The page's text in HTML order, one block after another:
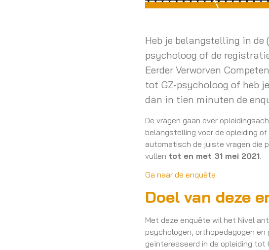
Heb je belangstelling in de
psycholoog of de
Eerder Verworven
tot GZ-psycholoog of heb
dan in tien minuten de
De vragen gaan over
belangstelling voor de opleiding
automatisch de juiste vragen die
vullen tot en met 31 mei 2021.
Ga naar de enquête
Doel van deze
Met deze enquête wil het Nivel
psychologen, orthopedagogen
geïnteresseerd in de opleiding tot